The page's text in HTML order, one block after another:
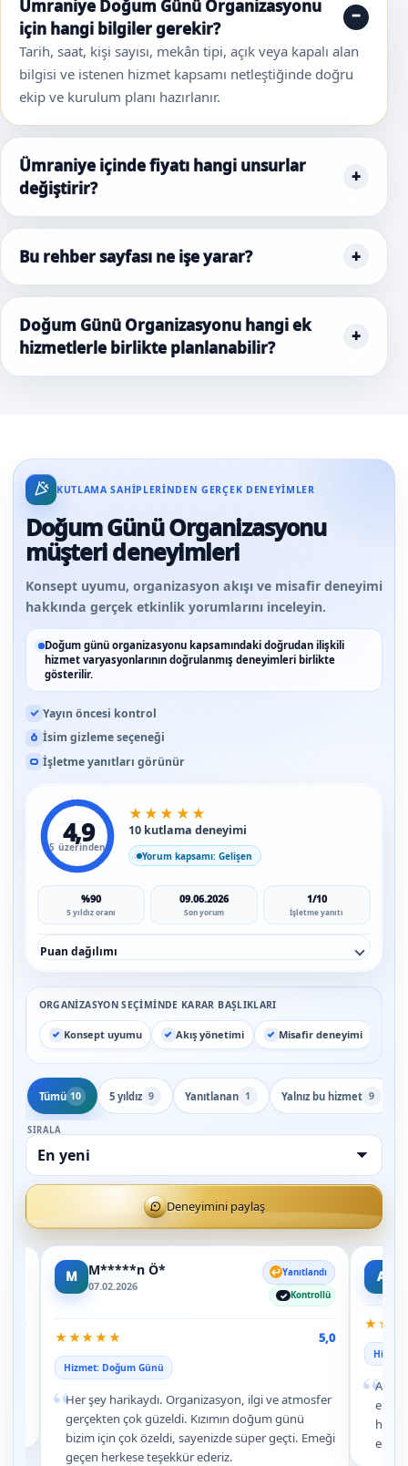
Ümraniye Doğum Günü Organizasyonu
için hangi bilgiler gerekir?
Tarih, saat, kişi sayısı, mekân tipi, açık veya kapalı alan
bilgisi ve istenen hizmet kapsamı netleştiğinde doğru
ekip ve kurulum planı hazırlanır.
Ümraniye içinde fiyatı hangi unsurlar
değiştirir?
Bu rehber sayfası ne işe yarar?
Doğum Günü Organizasyonu hangi ek
hizmetlerle birlikte planlanabilir?
KUTLAMA SAHIPLERINDEN GERÇEK DENEYIMLER
Doğum Günü Organizasyonu
müşteri deneyimleri
Konsept uyumu, organizasyon akışı ve misafir deneyimi
hakkında gerçek etkinlik yorumlarını inceleyin.
Doğum günü organizasyonu kapsamındaki doğrudan ilişkili
hizmet varyasyonlarının doğrulanmış deneyimleri birlikte
gösterilir.
Yayın öncesi kontrol
İsim gizleme seçeneği
İşletme yanıtları görünür
4,9
5 üzerinden
★ ★ ★ ★ ★
10 kutlama deneyimi
Yorum kapsamı: Gelişen
%90
5 yıldız oranı
09.06.2026
Son yorum
1/10
İşletme yanıtı
Puan dağılımı
ORGANIZASYON SEÇIMINDE KARAR BAŞLIKLARI
Konsept uyumu Akış yönetimi Misafir deneyimi
Tümü 10 5 yıldız 9 Yanıtlanan 1 Yalnız bu hizmet 9
SIRALA
Deneyimini paylaş
M M*****n Ö*
07.02.2026
Yanıtlandı
Kontrollü
★★★★★ 5,0
Hizmet: Doğum Günü
“Her şey harikaydı. Organizasyon, ilgi ve atmosfer
gerçekten çok güzeldi. Kızımın doğum günü
bizim için çok özeldi, sayenizde süper geçti. Emeği
geçen herkese teşekkür ederiz.
A
★★
“ekip
her